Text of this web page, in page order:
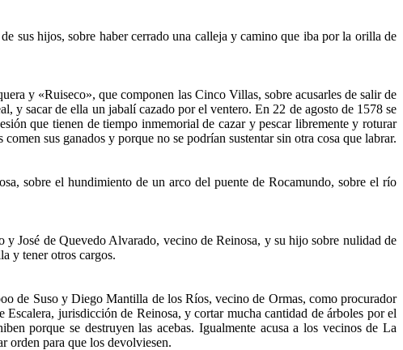
sus hijos, sobre haber cerrado una calleja y camino que iba por la orilla de
y «Ruiseco», que componen las Cinco Villas, sobre acusarles de salir de
y sacar de ella un jabalí cazado por el ventero. En 22 de agosto de 1578 se
que tienen de tiempo inmemorial de cazar y pescar libremente y roturar
sus ganados y porque no se podrían sustentar sin otra cosa que labrar.
sobre el hundimiento de un arco del puente de Rocamundo, sobre el río
José de Quevedo Alvarado, vecino de Reinosa, y su hijo sobre nulidad de
y tener otros cargos.
de Suso y Diego Mantilla de los Ríos, vecino de Ormas, como procurador
jurisdicción de Reinosa, y cortar mucha cantidad de árboles por el
porque se destruyen las acebas. Igualmente acusa a los vecinos de La
orden para que los devolviesen.